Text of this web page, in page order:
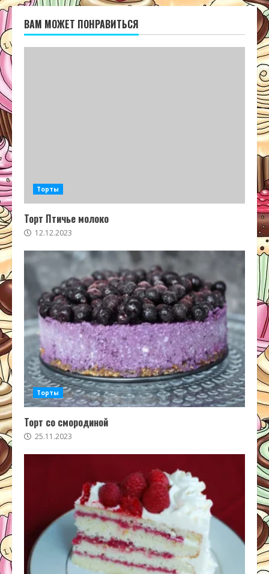
ВАМ МОЖЕТ ПОНРАВИТЬСЯ
Торты
Торт Птичье молоко
12.12.2023
Торты
Торт со смородиной
25.11.2023